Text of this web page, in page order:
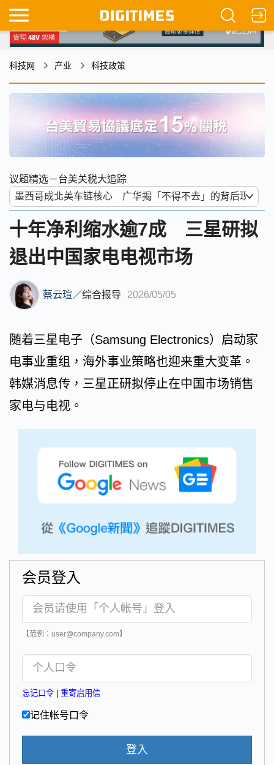
科技网 产业 科技政策
议题精选－台美关税大追踪
十年净利缩水逾7成 三星研拟
退出中国家电电视市场
蔡云瑄 ／综合报导 2026/05/05
随着三星电子（Samsung Electronics）启动家
电事业重组，海外事业策略也迎来重大变革。
韩媒消息传，三星正研拟停止在中国市场销售
家电与电视。
会员登入
【范例：user@company.com】
忘记口令 重寄启用信
记住帐号口令
登入